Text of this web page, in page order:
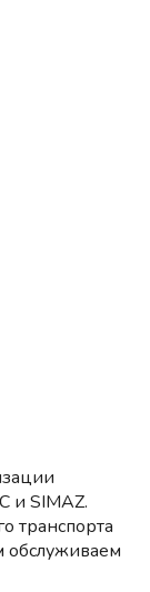
и SIMAZ.
транспорта
обслуживаем